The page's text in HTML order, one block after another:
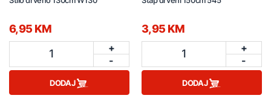
6,95 KM
1
+
-
DODAJ
3,95 KM
1
+
-
DODAJ